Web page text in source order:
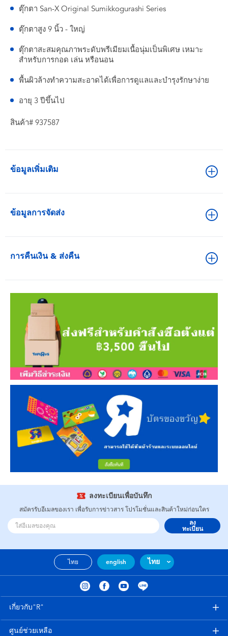
ตุ๊กตา San-X Original Sumikkogurashi Series
ตุ๊กตาสูง 9 นิ้ว - ใหญ่
ตุ๊กตาสะสมคุณภาพระดับพรีเมียมเนื้อนุ่มเป็นพิเศษ เหมาะ
สำหรับการกอด เล่น หรือนอน
พื้นผิวล้างทำความสะอาดได้เพื่อการดูแลและบำรุงรักษาง่าย
อายุ 3 ปีขึ้นไป
สินค้า# 937587
ข้อมูลเพิ่มเติม
ข้อมูลการจัดส่ง
การคืนเงิน & ส่งคืน
ลงทะเบียนเพื่อบันทึก
สมัครรับอีเมลของเรา เพื่อรับการข่าวสาร โปรโมชั่นและสินค้าใหม่ก่อนใคร
ลง
ทะเบียน
ไทย english ไทย
เกี่ยวกับ"R"
ศูนย์ช่วยเหลือ